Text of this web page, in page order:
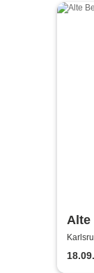
Alte